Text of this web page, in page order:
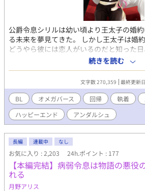
公爵令息シリルは幼い頃より王太子の婚
る未来を夢見てきた。 しかし王太子は婚
どうやら彼には恋人がいるのだと知った日
嫉妬に狂い断罪されたシリルは、何故だ
た。そして回帰前には見えなかったこと
本当に望む夢が何かを徐々に思い出す。
される側になったオメガが、次こそ間違
も真面目に奮闘する物語！ 執着アルファ×
かされなかった、回帰前の出来事は外伝に
描写が入るシーンは ※マークをタイトルに
みいただけたら幸いです。 ＊＊＊
賞」で奨励賞をいただきました！ 応援し
す。 ご投票いただけた方、お読みくださ
うございました!! ☆☆☆ 2024.3.13 書籍
たしました!!!! 応援してくださった読者さ
本当にありがとうございます。書籍化にあ
やすく書き直しました。お楽しみいただけ
続きを読む
文字数 270,359 最終更新
BL オメガバース 回帰 執着
ハッピーエンド
アンダルシュ
長編 連載中 なし
お気に入り : 2,203 24h.ポイント : 177
【本編完結】病弱令息は物語の悪役
れる
月野アリス